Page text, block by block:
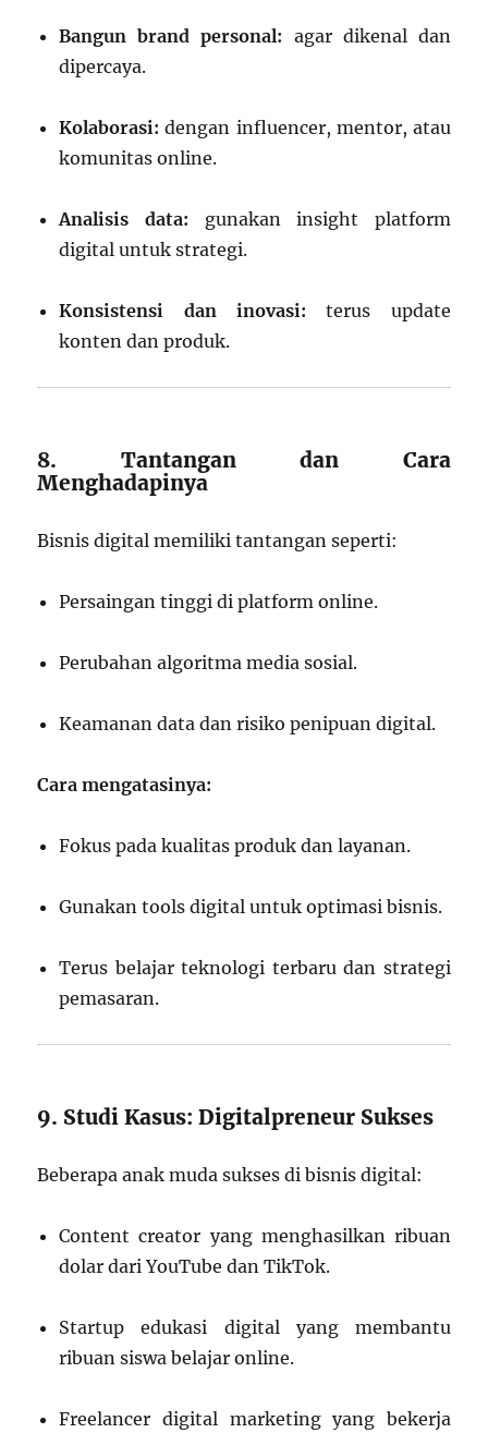
Bangun brand personal: agar dikenal dan
dipercaya.
Kolaborasi: dengan influencer, mentor, atau
komunitas online.
Analisis data: gunakan insight platform
digital untuk strategi.
Konsistensi dan inovasi: terus update
konten dan produk.
8. Tantangan dan Cara
Menghadapinya
Bisnis digital memiliki tantangan seperti:
Persaingan tinggi di platform online.
Perubahan algoritma media sosial.
Keamanan data dan risiko penipuan digital.
Cara mengatasinya:
Fokus pada kualitas produk dan layanan.
Gunakan tools digital untuk optimasi bisnis.
Terus belajar teknologi terbaru dan strategi
pemasaran.
9. Studi Kasus: Digitalpreneur Sukses
Beberapa anak muda sukses di bisnis digital:
Content creator yang menghasilkan ribuan
dolar dari YouTube dan TikTok.
Startup edukasi digital yang membantu
ribuan siswa belajar online.
Freelancer digital marketing yang bekerja